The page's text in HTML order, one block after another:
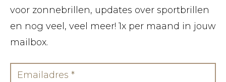
voor zonnebrillen, updates over sportbrillen
en nog veel, veel meer! 1x per maand in jouw
mailbox.